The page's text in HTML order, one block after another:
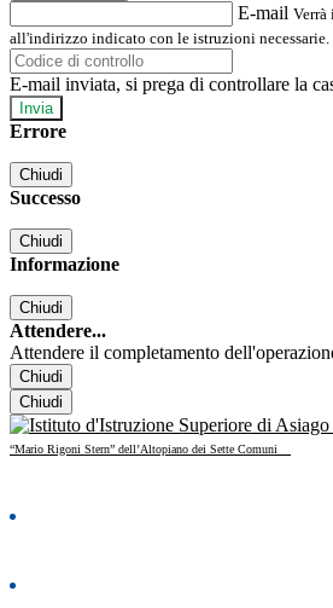
E-mail Verrà
all'indirizzo indicato con le istruzioni necessarie.
E-mail inviata, si prega di controllare la
Errore
Chiudi
Successo
Chiudi
Informazione
Chiudi
Attendere...
Attendere il completamento
Chiudi
Chiudi
“Mario Rigoni Stern” dell’Altopiano dei Sette Comuni